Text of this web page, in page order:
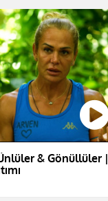
& Gönüllüler |